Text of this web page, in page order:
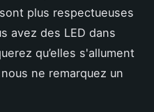
plus respectueuses
avez des LED dans
qu’elles s'allument
ne remarquez un